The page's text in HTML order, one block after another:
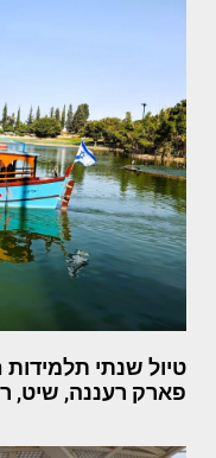
טיול שנתי
פארק רעננה, שיט,